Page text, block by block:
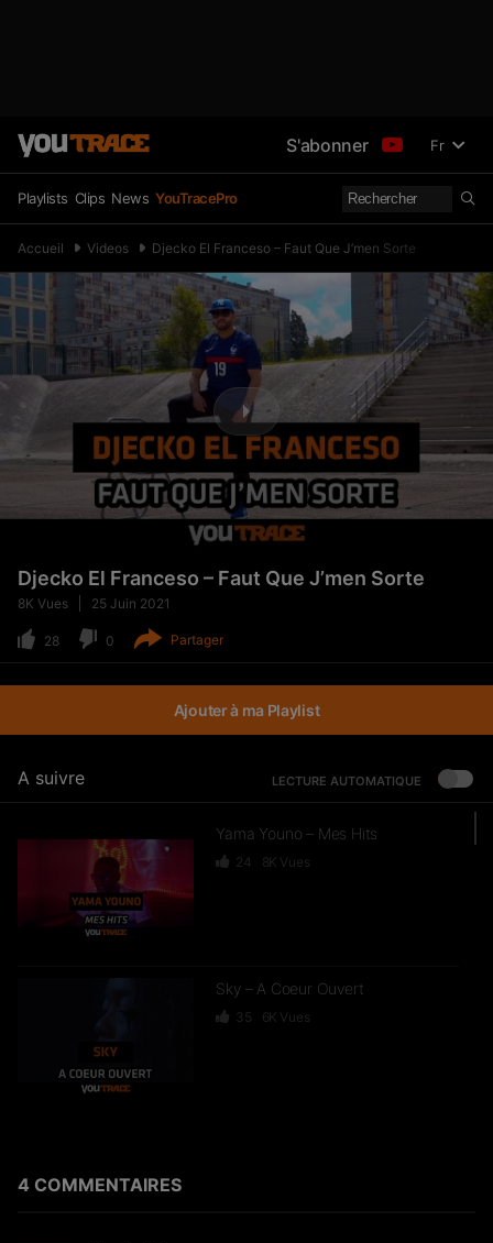
S'abonner Fr
Playlists Clips News YouTracePro
Accueil Videos Djecko El Franceso – Faut Que J’men Sorte
Djecko El Franceso – Faut Que J’men Sorte
8K Vues 25 Juin 2021
28 0 Partager
Ajouter à ma Playlist
A suivre LECTURE AUTOMATIQUE
Yama Youno – Mes Hits
24 8K Vues
Sky – A Coeur Ouvert
35 6K Vues
4 COMMENTAIRES